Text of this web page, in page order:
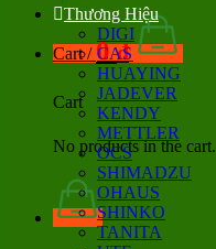
Cart /0đ
Cart
No products in the cart.
Thương Hiệu
DIGI
CAS
HUAYING
JADEVER
KENDY
METTLER
OCS
SHIMADZU
OHAUS
SHINKO
TANITA